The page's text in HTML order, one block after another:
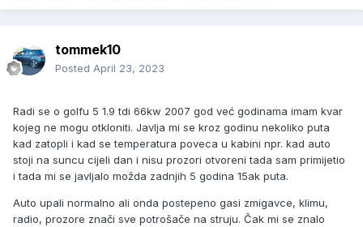
tommek10
Posted April 23, 2023
Radi se o golfu 5 1.9 tdi 66kw 2007 god već godinama imam kvar
kojeg ne mogu otkloniti. Javlja mi se kroz godinu nekoliko puta
kad zatopli i kad se temperatura poveca u kabini npr. kad auto
stoji na suncu cijeli dan i nisu prozori otvoreni tada sam primijetio
i tada mi se javljalo možda zadnjih 5 godina 15ak puta.
Auto upali normalno ali onda postepeno gasi zmigavce, klimu,
radio, prozore znači sve potrošače na struju. Čak mi se znalo